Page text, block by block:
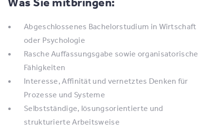
Abgeschlossenes Bachelorstudium in Wirtschaft
oder Psychologie
Rasche Auffassungsgabe sowie organisatorische
Fähigkeiten
Interesse, Affinität und vernetztes Denken für
Prozesse und Systeme
Selbstständige, lösungsorientierte und
strukturierte Arbeitsweise